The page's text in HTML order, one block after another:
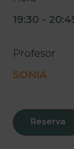
19:30 -
Profesor
SONIA
Reserva